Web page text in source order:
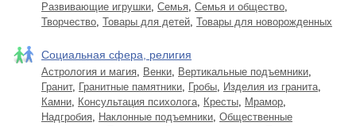
Развивающие игрушки, Семья, Семья и общество,
Творчество, Товары для детей, Товары для новорожденных
Социальная сфера, религия
Астрология и магия, Венки, Вертикальные подъемники,
Гранит, Гранитные памятники, Гробы, Изделия из гранита,
Камни, Консультация психолога, Кресты, Мрамор,
Надгробия, Наклонные подъемники, Общественные